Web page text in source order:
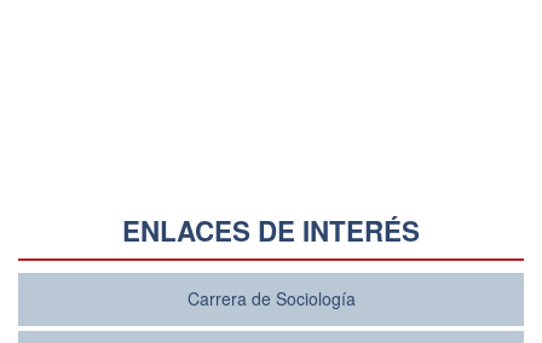
ENLACES DE INTERÉS
Carrera de Sociología